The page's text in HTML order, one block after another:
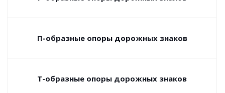
П-образные опоры дорожных знаков
Т-образные опоры дорожных знаков